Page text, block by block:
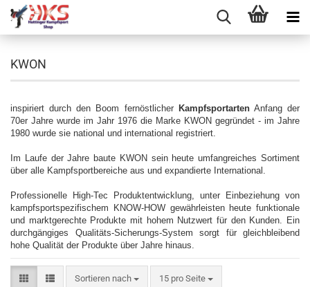
KWON
inspiriert durch den Boom fernöstlicher KampfsportartenAnfang der
70er Jahre wurde im Jahr 1976 die Marke KWON gegründet - im Jahre
1980 wurde sie national und international registriert.
Im Laufe der Jahre baute KWON sein heute umfangreiches Sortiment
über alle Kampfsportbereiche aus und expandierte International.
Professionelle High-Tec Produktentwicklung, unter Einbeziehung von
kampfsportspezifischem KNOW-HOW gewährleisten heute funktionale
und marktgerechte Produkte mit hohem Nutzwert für den Kunden. Ein
durchgängiges Qualitäts-Sicherungs-System sorgt für gleichbleibend
hohe Qualität der Produkte über Jahre hinaus.
Sortieren nach
Sortieren nach 15 pro Seite
pro Seite